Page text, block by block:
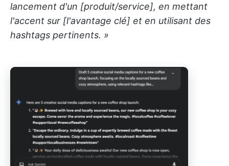
lancement d'un [produit/service], en mettant
l'accent sur [l'avantage clé] et en utilisant des
hashtags pertinents. »